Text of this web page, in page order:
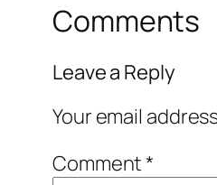
Comments
Leave a Reply
Your email
Comment*